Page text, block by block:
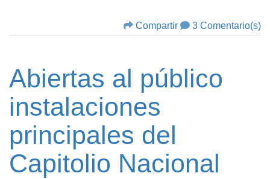
Compartir 3 Comentario(s)
Abiertas al público
instalaciones
principales del
Capitolio Nacional